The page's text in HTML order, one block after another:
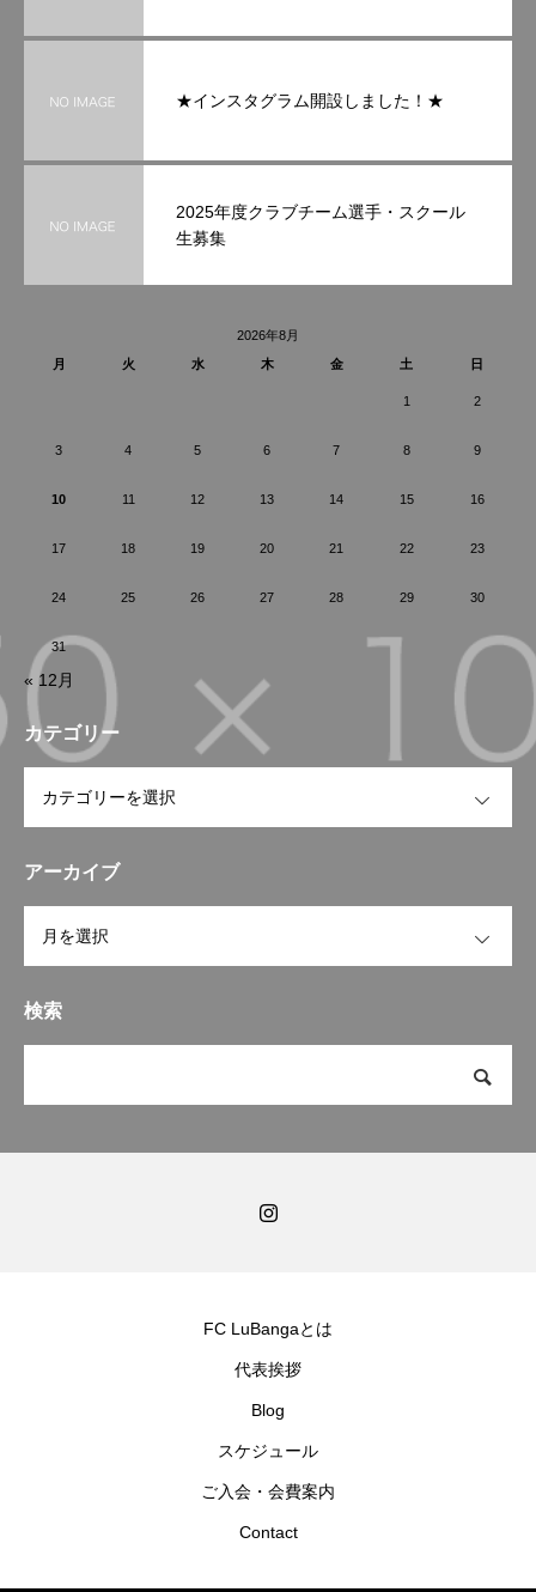
★インスタグラム開設しました！★
2025年度クラブチーム選手・スクール
生募集
2026年8月
月
火 水 木 金 土 日
1 2
3 4 5 6 7 8 9
10 11 12 13 14 15 16
17 18 19 20 21 22 23
24 25 26 27 28 29 30
31
« 12月
カテゴリー
アーカイブ
検索
FC LuBangaとは
代表挨拶
Blog
スケジュール
ご入会・会費案内
Contact